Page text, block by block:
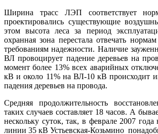
Ширина трасс ЛЭП соответствует
проектировались существующие
этом высота леса за период
охранная зона перестала отвечать
требованиям надежности. Наличие
ВЛ провоцирует падение деревьев на
момент более 13% всех аварийных
кВ и около 11% на ВЛ-10 кВ происходит
падения деревьев на провода.
Средняя продолжительность
таких случаев составляет 18 часов. А
нескольку суток, так, в феврале 2007 года
линии 35 кВ Устьевская-Козьмино